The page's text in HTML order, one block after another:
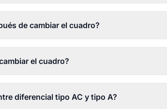
de cambiar el cuadro?
el cuadro?
diferencial tipo AC y tipo A?